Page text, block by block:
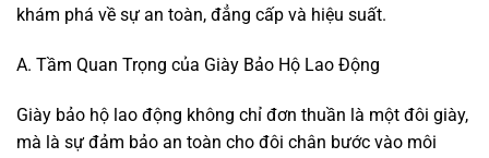
khám phá về sự an toàn, đẳng cấp và hiệu suất.
A. Tầm Quan Trọng của Giày Bảo Hộ Lao Động
Giày bảo hộ lao động không chỉ đơn thuần là một đôi giày,
mà là sự đảm bảo an toàn cho đôi chân bước vào môi